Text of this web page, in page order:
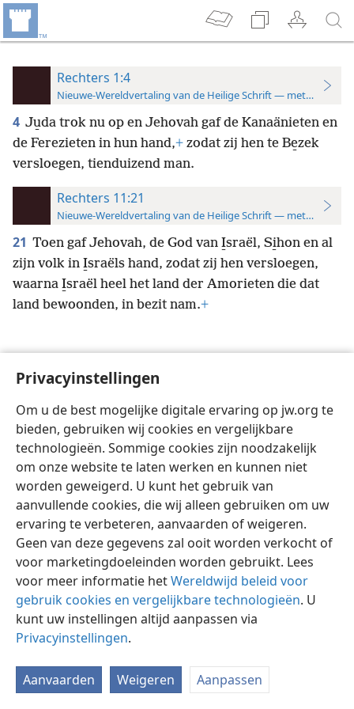
Privacyinstellingen
Om u de best mogelijke digitale ervaring op jw.org te
bieden, gebruiken wij cookies en vergelijkbare
technologieën. Sommige cookies zijn noodzakelijk
om onze website te laten werken en kunnen niet
worden geweigerd. U kunt het gebruik van
aanvullende cookies, die wij alleen gebruiken om uw
ervaring te verbeteren, aanvaarden of weigeren.
Geen van deze gegevens zal ooit worden verkocht of
voor marketingdoeleinden worden gebruikt. Lees
voor meer informatie hetWereldwijd beleid voor
gebruik cookies en vergelijkbare technologieën. U
kunt uw instellingen altijd aanpassen via
Privacyinstellingen.
Aanvaarden Weigeren Aanpassen
Rechters 1:4
Nieuwe-Wereldvertaling van de Heilige Schrift — met
4 Ju̱da trok nu op en Jehovah gaf de Kanaänieten en
de Ferezieten in hun hand,+ zodat zij hen te Be̱zek
versloegen, tienduizend man.
Rechters 11:21
Nieuwe-Wereldvertaling van de Heilige Schrift — met
21 Toen gaf Jehovah, de God van I̱sraël, Si̱hon en al
zijn volk in I̱sraëls hand, zodat zij hen versloegen,
waarna I̱sraël heel het land der Amorieten die dat
land bewoonden, in bezit nam.+
Nederlands Instellingen
Copyright © 2026 Watch Tower Bible and Tract Society of Pennsylvania
Gebruiksvoorwaarden Privacybeleid
JW.ORG
Inloggen